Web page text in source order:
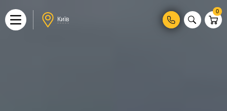
Київ
0